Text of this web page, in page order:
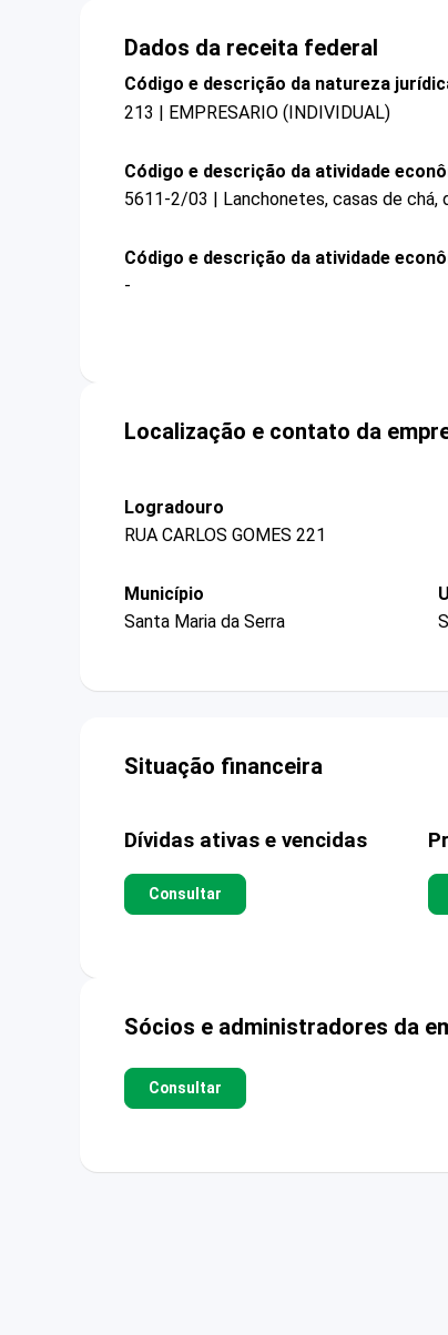
Dados da receita federal
Código e descrição da natureza
213 | EMPRESARIO (INDIVIDUAL)
Código e descrição da atividade
5611-2/03 | Lanchonetes, casas de chá,
Código e descrição da atividade
-
Localização e contato da
Logradouro
RUA CARLOS GOMES 221
Município
Santa Maria da Serra
Situação financeira
Dívidas ativas e vencidas
Consultar
Sócios e administradores da
Consultar